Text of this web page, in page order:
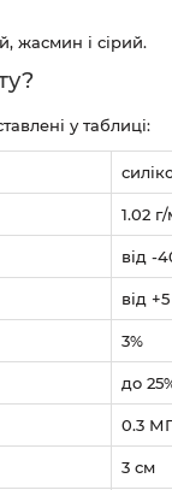
жасмин і сірий.
у таблиці:
1.02
від -
від
3%
до
0.3
3 см